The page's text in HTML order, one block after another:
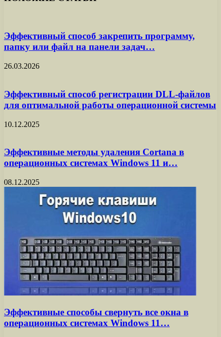
Эффективный способ закрепить программу,
папку или файл на панели задач…
26.03.2026
Эффективный способ регистрации DLL-файлов
для оптимальной работы операционной системы
10.12.2025
Эффективные методы удаления Cortana в
операционных системах Windows 11 и…
08.12.2025
Эффективные способы свернуть все окна в
операционных системах Windows 11…